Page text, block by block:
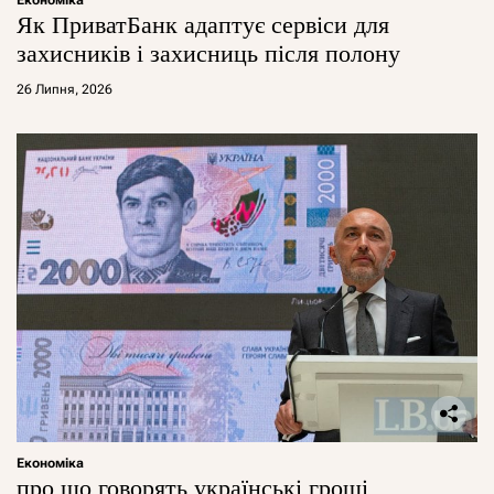
Як ПриватБанк адаптує сервіси для
захисників і захисниць після полону
26 Липня, 2026
Економіка
про що говорять українські гроші